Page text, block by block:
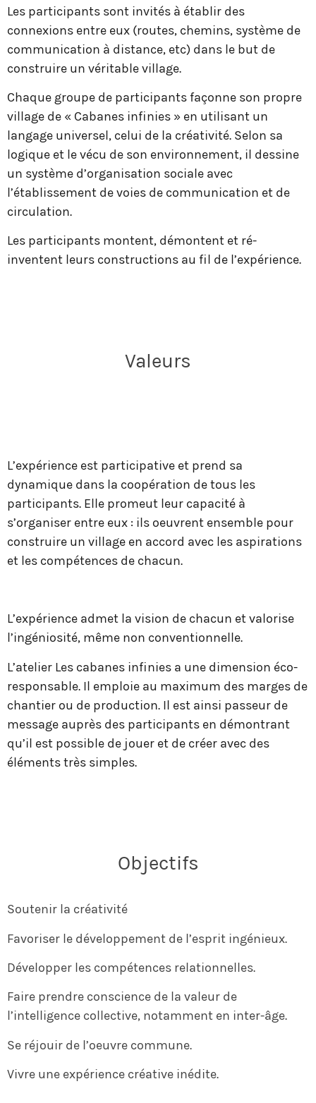
Les participants sont invités à établir des
connexions entre eux (routes, chemins, système de
communication à distance, etc) dans le but de
construire un véritable village.
Chaque groupe de participants façonne son propre
village de « Cabanes infinies » en utilisant un
langage universel, celui de la créativité. Selon sa
logique et le vécu de son environnement, il dessine
un système d’organisation sociale avec
l’établissement de voies de communication et de
circulation.
Les participants montent, démontent et ré-
inventent leurs constructions au fil de l’expérience.
Valeurs
L’expérience est participative et prend sa
dynamique dans la coopération de tous les
participants. Elle promeut leur capacité à
s’organiser entre eux : ils oeuvrent ensemble pour
construire un village en accord avec les aspirations
et les compétences de chacun.
L’expérience admet la vision de chacun et valorise
l’ingéniosité, même non conventionnelle.
L’atelier Les cabanes infinies a une dimension éco-
responsable. Il emploie au maximum des marges de
chantier ou de production. Il est ainsi passeur de
message auprès des participants en démontrant
qu’il est possible de jouer et de créer avec des
éléments très simples.
Objectifs
Soutenir la créativité
Favoriser le développement de l’esprit ingénieux.
Développer les compétences relationnelles.
Faire prendre conscience de la valeur de
l’intelligence collective, notamment en inter-âge.
Se réjouir de l’oeuvre commune.
Vivre une expérience créative inédite.